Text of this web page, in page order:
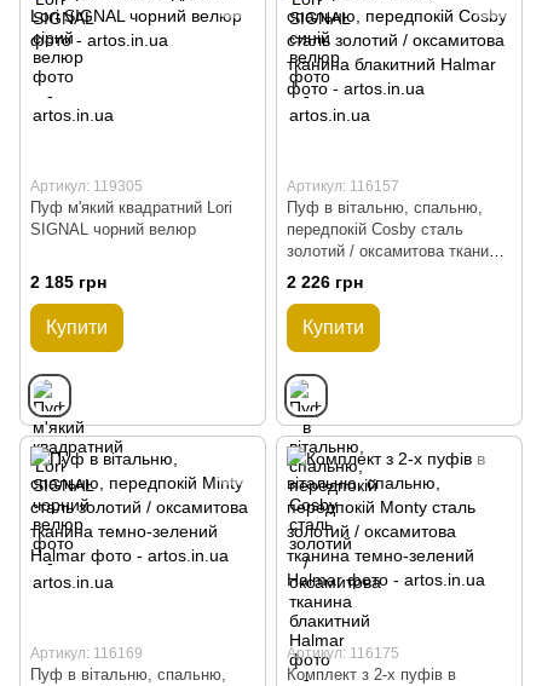
Артикул: 119305
Пуф м'який квадратний Lori
SIGNAL чорний велюр
2 185 грн
Купити
Артикул: 116157
Пуф в вітальню, спальню,
передпокій Cosby сталь
золотий / оксамитова тканина
блакитний Halmar
2 226 грн
Купити
Артикул: 116169
Пуф в вітальню, спальню,
Артикул: 116175
Комплект з 2-х пуфів в